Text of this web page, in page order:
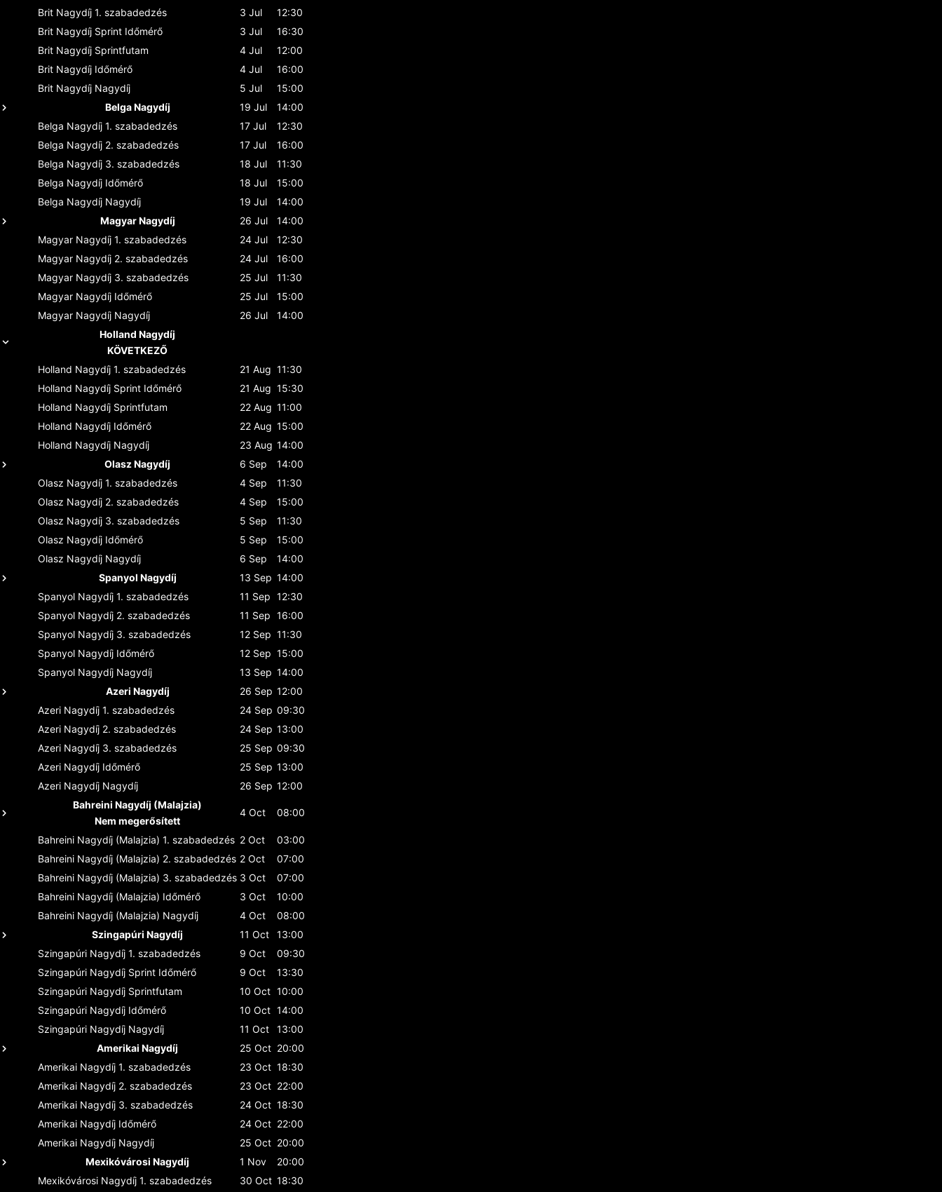
Brit Nagydíj 1. szabadedzés 3 Jul
12:30
Brit Nagydíj Sprint Időmérő 3 Jul
16:30
Brit Nagydíj Sprintfutam 4 Jul
12:00
Brit Nagydíj Időmérő 4 Jul
16:00
Brit Nagydíj Nagydíj 5 Jul
15:00
Belga Nagydíj
19 Jul
14:00
Belga Nagydíj 1. szabadedzés 17 Jul
12:30
Belga Nagydíj 2. szabadedzés 17 Jul
16:00
Belga Nagydíj 3. szabadedzés 18 Jul
11:30
Belga Nagydíj Időmérő 18 Jul
15:00
Belga Nagydíj Nagydíj 19 Jul
14:00
Magyar Nagydíj
26 Jul
14:00
Magyar Nagydíj 1. szabadedzés 24 Jul
12:30
Magyar Nagydíj 2. szabadedzés 24 Jul
16:00
Magyar Nagydíj 3. szabadedzés 25 Jul
11:30
Magyar Nagydíj Időmérő 25 Jul
15:00
Magyar Nagydíj Nagydíj 26 Jul
14:00
Holland Nagydíj
KÖVETKEZŐ
Holland Nagydíj 1. szabadedzés 21 Aug 11:30
Holland Nagydíj Sprint Időmérő 21 Aug 15:30
Holland Nagydíj Sprintfutam 22 Aug 11:00
Holland Nagydíj Időmérő 22 Aug 15:00
Holland Nagydíj Nagydíj 23 Aug 14:00
Olasz Nagydíj
6 Sep
14:00
Olasz Nagydíj 1. szabadedzés 4 Sep
11:30
Olasz Nagydíj 2. szabadedzés 4 Sep
15:00
Olasz Nagydíj 3. szabadedzés 5 Sep
11:30
Olasz Nagydíj Időmérő 5 Sep
15:00
Olasz Nagydíj Nagydíj 6 Sep
14:00
Spanyol Nagydíj
13 Sep 14:00
Spanyol Nagydíj 1. szabadedzés 11 Sep 12:30
Spanyol Nagydíj 2. szabadedzés 11 Sep 16:00
Spanyol Nagydíj 3. szabadedzés 12 Sep 11:30
Spanyol Nagydíj Időmérő 12 Sep 15:00
Spanyol Nagydíj Nagydíj 13 Sep 14:00
Azeri Nagydíj
26 Sep 12:00
Azeri Nagydíj 1. szabadedzés 24 Sep 09:30
Azeri Nagydíj 2. szabadedzés 24 Sep 13:00
Azeri Nagydíj 3. szabadedzés 25 Sep 09:30
Azeri Nagydíj Időmérő 25 Sep 13:00
Azeri Nagydíj Nagydíj 26 Sep 12:00
Bahreini Nagydíj (Malajzia)
Nem megerősített
4 Oct 08:00
Bahreini Nagydíj (Malajzia) 1. szabadedzés 2 Oct
03:00
Bahreini Nagydíj (Malajzia) 2. szabadedzés 2 Oct
07:00
Bahreini Nagydíj (Malajzia) 3. szabadedzés 3 Oct
07:00
Bahreini Nagydíj (Malajzia) Időmérő 3 Oct
10:00
Bahreini Nagydíj (Malajzia) Nagydíj 4 Oct
08:00
Szingapúri Nagydíj
11 Oct
13:00
Szingapúri Nagydíj 1. szabadedzés 9 Oct
09:30
Szingapúri Nagydíj Sprint Időmérő 9 Oct
13:30
Szingapúri Nagydíj Sprintfutam 10 Oct 10:00
Szingapúri Nagydíj Időmérő 10 Oct 14:00
Szingapúri Nagydíj Nagydíj 11 Oct
13:00
Amerikai Nagydíj
25 Oct 20:00
Amerikai Nagydíj 1. szabadedzés 23 Oct 18:30
Amerikai Nagydíj 2. szabadedzés 23 Oct 22:00
Amerikai Nagydíj 3. szabadedzés 24 Oct 18:30
Amerikai Nagydíj Időmérő 24 Oct 22:00
Amerikai Nagydíj Nagydíj 25 Oct 20:00
Mexikóvárosi Nagydíj
1 Nov
20:00
Mexikóvárosi Nagydíj 1. szabadedzés 30 Oct 18:30